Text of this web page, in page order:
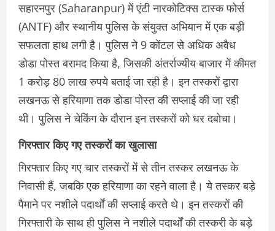
सहारनपुर (Saharanpur) में एंटी नारकोटिक्स टास्क फोर्स
(ANTF) और स्थानीय पुलिस के संयुक्त अभियान में एक बड़ी
सफलता हाथ लगी है। पुलिस ने 9 कोंटल से अधिक अवैध
डोडा पोस्त बरामद किया है, जिसकी अंतर्राज्यीय बाजार में कीमत
1 करोड़ 80 लाख रुपये बताई जा रही है। इन तस्करों द्वारा
लखनऊ से हरियाणा तक डोडा पोस्त की सप्लाई की जा रही
थी। पुलिस ने चेकिंग के दौरान इन तस्करों को धर दबोचा।
गिरफ्तार किए गए तस्करों का खुलासा
गिरफ्तार किए गए चार तस्करों में से तीन तस्कर लखनऊ के
निवासी हैं, जबकि एक हरियाणा का रहने वाला है। ये तस्कर बड़े
पैमाने पर नशीले पदार्थों की सप्लाई करते थे। इन तस्करों की
गिरफ्तारी के साथ ही पुलिस ने नशीले पदार्थों की तस्करी के बड़े